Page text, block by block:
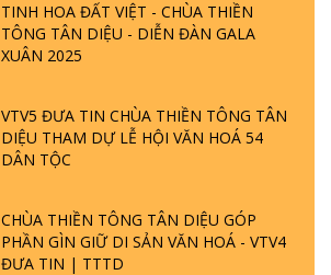
TINH HOA ĐẤT VIỆT - CHÙA THIỀN
TÔNG TÂN DIỆU - DIỄN ĐÀN GALA
XUÂN 2025
VTV5 ĐƯA TIN CHÙA THIỀN TÔNG TÂN
DIỆU THAM DỰ LỄ HỘI VĂN HOÁ 54
DÂN TỘC
CHÙA THIỀN TÔNG TÂN DIỆU GÓP
PHẦN GÌN GIỮ DI SẢN VĂN HOÁ - VTV4
ĐƯA TIN | TTTD